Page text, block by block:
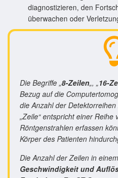
diagnostizieren, den
überwachen oder
Die Begriffe „8-Zeilen„, „16-
Bezug auf die
die Anzahl der
„Zeile“ entspricht einer Reihe
Röntgenstrahlen erfassen
Körper des Patienten
Die Anzahl der Zeilen in
Geschwindigkeit und